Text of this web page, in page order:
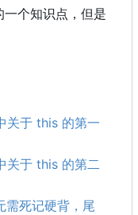
个知识点，但是
关于 this 的第一
关于 this 的第二
死记硬背，尾